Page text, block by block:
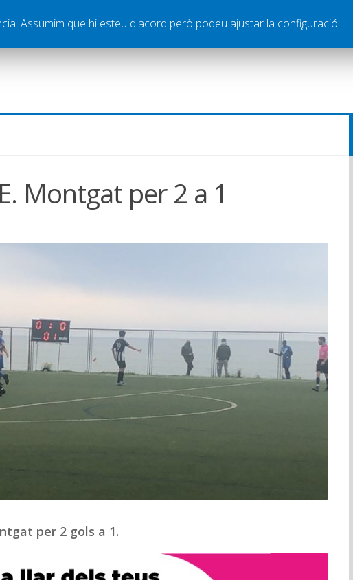
Publicitat Contacte
Montgat per 2 a 1
per 2 gols a 1.
Assumim que hi esteu d'acord però podeu ajustar la configuració.